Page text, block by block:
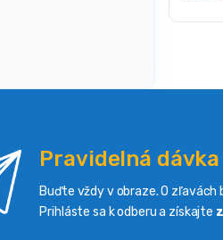
Pravidelná
Buďte vždy v obraze. O zľavách
Prihláste sa k odberu a získajte